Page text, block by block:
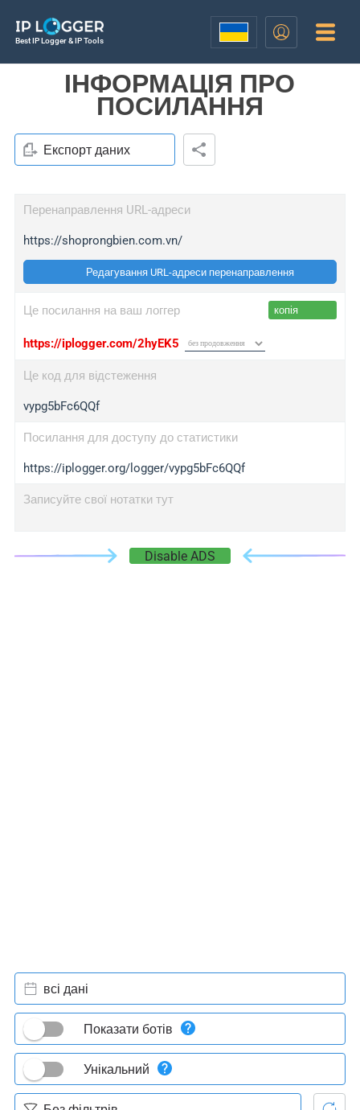
Best IP Logger & IP Tools
ІНФОРМАЦІЯ ПРО
ПОСИЛАННЯ
Експорт даних
Перенаправлення URL-адреси
https://shoprongbien.com.vn/
Редагування URL-адреси перенаправлення
Це посилання на ваш логгер копія
https://iplogger.com/2hyEK5
Це код для відстеження
vypg5bFc6QQf
Посилання для доступу до статистики
https://iplogger.org/logger/vypg5bFc6QQf
Записуйте свої нотатки тут
Disable ADS
всі дані
Показати ботів
Унікальний